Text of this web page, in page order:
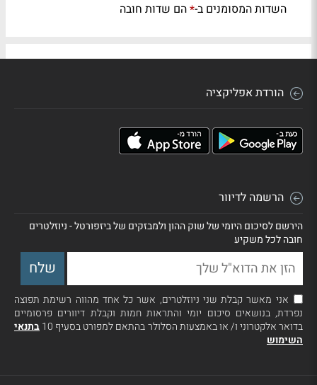
השדות המסומנים ב-*הם שדות חובה
הורדת אפליקציה
הרשמה לדיוור
הירשם לסיכום היומי של שוק ההון ולמבזקים של ביזפורטל - ניוזלטרים
חובה לכל משקיע
אני מאשר קבלת שני ניוזלטרים, אשר כל אחד מהווה רשימת תפוצה
נפרדת, בנושאים סיכום יומי והתראות חמות וקבלת דיוורים פרסומיים
בדואר אלקטרוני ו/ או באמצעות הסלולר בהתאם למפורט בסעיף 10
בתנאי
השימוש